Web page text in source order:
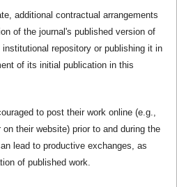
additional contractual arrangements
of the journal's published version of
repository or publishing it in
of its initial publication in this
to post their work online (e.g.,
their website) prior to and during the
lead to productive exchanges, as
of published work.